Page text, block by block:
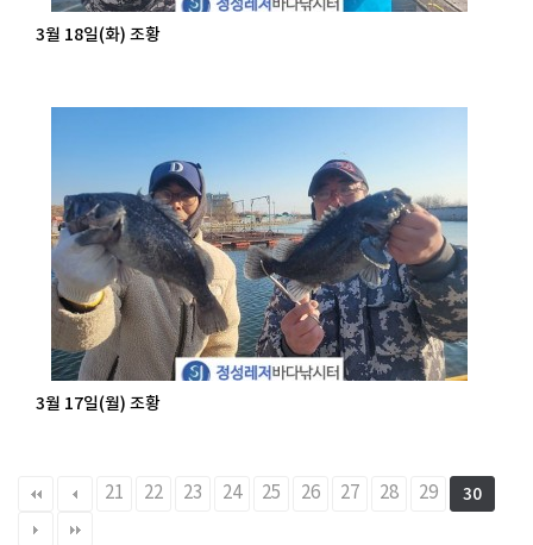
3월 18일(화) 조황
3월 17일(월) 조황
21 22 23 24 25 26 27 28 29 30